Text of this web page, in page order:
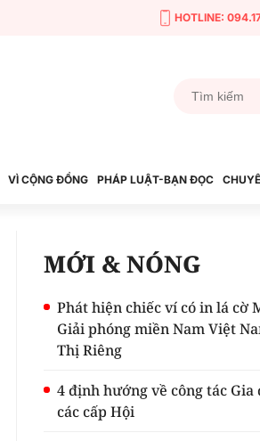
HOTLINE:
VÌ CỘNG ĐỒNG PHÁP LUẬT-BẠN ĐỌC
MỚI & NÓNG
Phát hiện chiếc ví có in lá cờ
Giải phóng miền Nam Việt
Thị Riêng
4 định hướng về công tác
các cấp Hội